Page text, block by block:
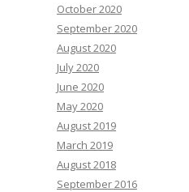
October 2020
September 2020
August 2020
July 2020
June 2020
May 2020
August 2019
March 2019
August 2018
September 2016